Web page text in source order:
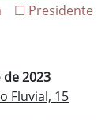
☐ Presidente
2023
Fluvial, 15